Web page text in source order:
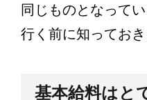
同じものとなって
行く前に知っておき
基本給料はと